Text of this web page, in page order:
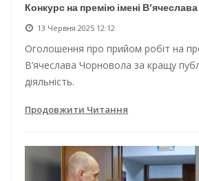
Конкурс на премію імені
13 Червня 2025 12:12
Оголошення про прийом робіт на
В’ячеслава Чорновола за кращу
діяльність.
Продовжити Читання